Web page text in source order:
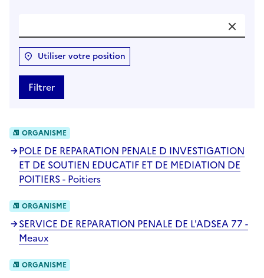
Utiliser votre position
Filtrer
ORGANISME
POLE DE REPARATION PENALE D INVESTIGATION
ET DE SOUTIEN EDUCATIF ET DE MEDIATION DE
POITIERS - Poitiers
ORGANISME
SERVICE DE REPARATION PENALE DE L'ADSEA 77 -
Meaux
ORGANISME